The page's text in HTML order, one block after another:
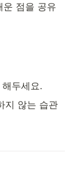
점을 공유
두세요.
지 않는 습관